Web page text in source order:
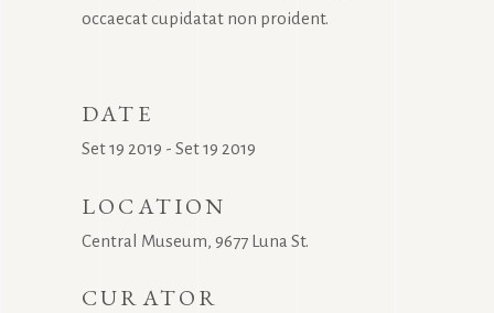
occaecat cupidatat non proident.
DATE
Set 19 2019 - Set 19 2019
LOCATION
Central Museum, 9677 Luna St.
CURATOR